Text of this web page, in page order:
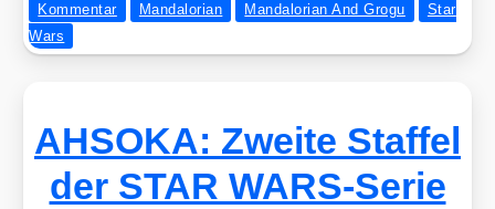
Kommentar Mandalorian Mandalorian And Grogu
Star
Wars
AHSOKA: Zweite Staffel
der STAR WARS-Serie